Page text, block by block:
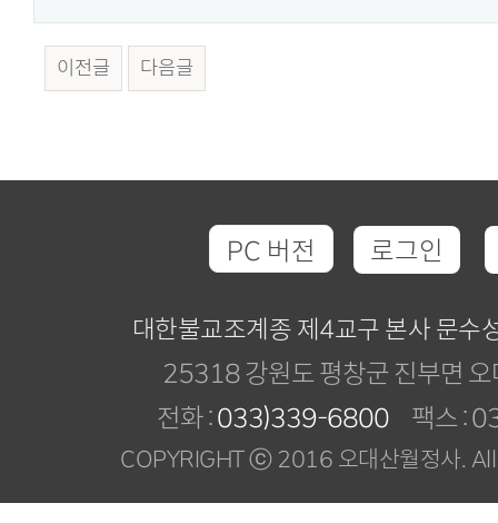
이전글 다음글
PC 버전 로그인
대한불교조계종 제4교구 본사 문수
25318 강원도 평창군 진부면
전화 :033)339-6800 팩스 :
COPYRIGHT ⓒ 2016 오대산월정사.